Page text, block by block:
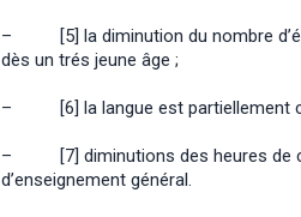
– [5] la diminution du nombre
dès un trés jeune âge ;
– [6] la langue est partiellement
– [7] diminutions des heures de
d’enseignement général.